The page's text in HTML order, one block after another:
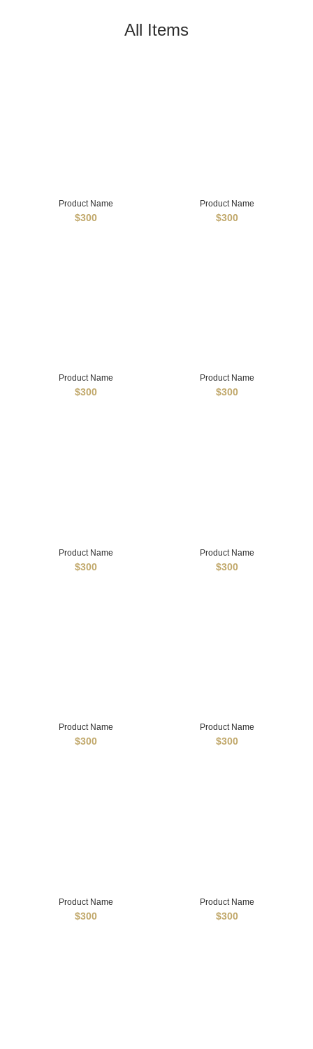
All Items
Product Name
$300
Product Name
$300
Product Name
$300
Product Name
$300
Product Name
$300
Product Name
$300
Product Name
$300
Product Name
$300
Product Name
$300
Product Name
$300